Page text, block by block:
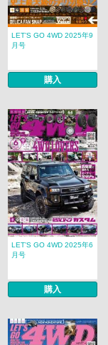
LET’S GO 4WD 2025年9
月号
購入
LET’S GO 4WD 2025年6
月号
購入